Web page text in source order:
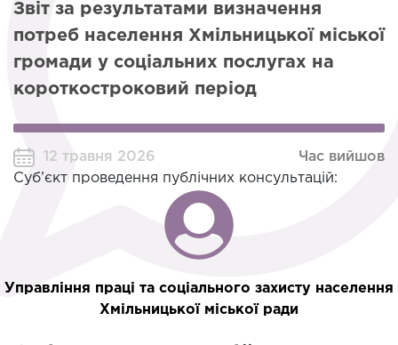
Звіт за результатами визначення
потреб населення Хмільницької міської
громади у соціальних послугах на
короткостроковий період
12 травня 2026
Час вийшов
Суб’єкт проведення публічних консультацій:
Управління праці та соціального захисту населення
Хмільницької міської ради